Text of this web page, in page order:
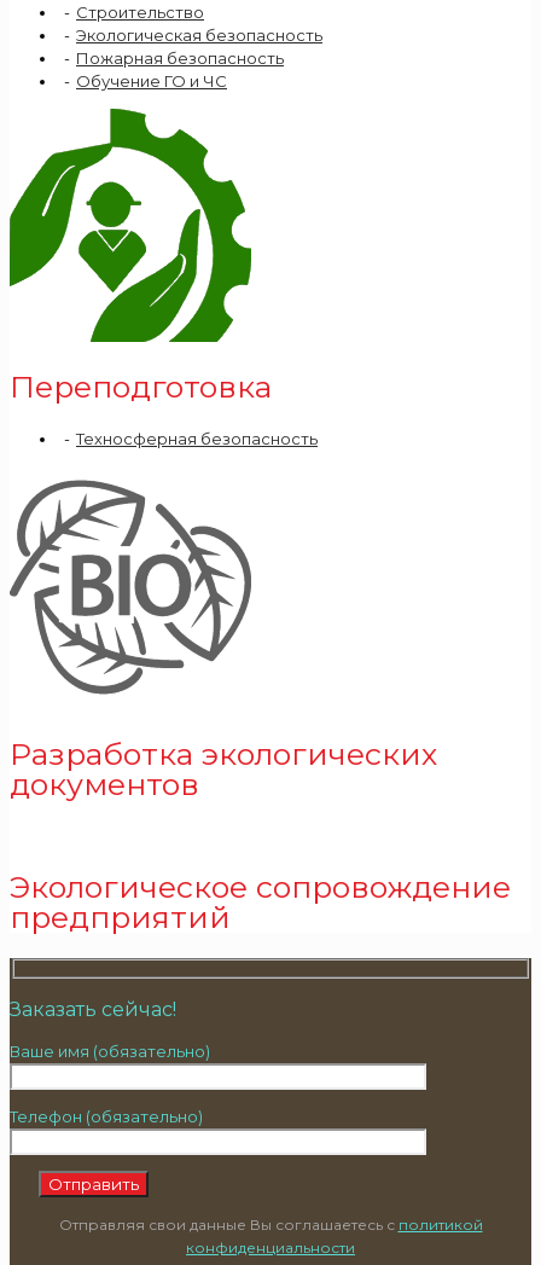
Строительство
Экологическая безопасность
Пожарная безопасность
Обучение ГО и ЧС
Переподготовка
Техносферная безопасность
Разработка экологических
документов
Экологическое сопровождение
предприятий
Заказать сейчас!
Ваше имя (обязательно)
Телефон (обязательно)
Отправляя свои данные Вы соглашаетесь с политикой
конфиденциальности